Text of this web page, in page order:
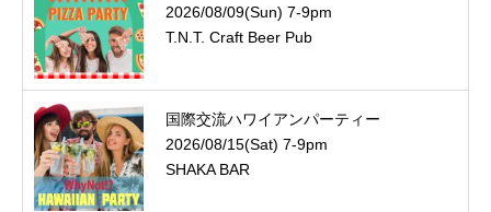
2026/08/09(Sun) 7-9pm
T.N.T. Craft Beer Pub
国際交流ハワイアンパーティー
2026/08/15(Sat) 7-9pm
SHAKA BAR